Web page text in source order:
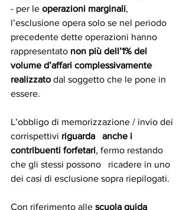
- per le operazioni marginali,
l’esclusione opera solo se nel periodo
precedente dette operazioni hanno
rappresentato non più dell’1% del
volume d’affari complessivamente
realizzato dal soggetto che le pone in
essere.
L’obbligo di memorizzazione / invio dei
corrispettivi riguarda   anche i
contribuenti forfetari, fermo restando
che gli stessi possono   ricadere in uno
dei casi di esclusione sopra riepilogati.
Con riferimento alle scuola guida